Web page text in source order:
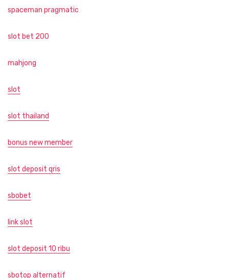
spaceman pragmatic
slot bet 200
mahjong
slot
slot thailand
bonus new member
slot deposit qris
sbobet
link slot
slot deposit 10 ribu
sbotop alternatif